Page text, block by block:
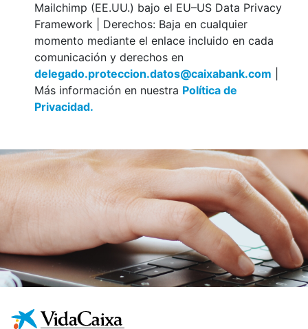
Mailchimp (EE.UU.) bajo el EU–US Data Privacy
Framework | Derechos: Baja en cualquier
momento mediante el enlace incluido en cada
comunicación y derechos en
delegado.proteccion.datos@caixabank.com
Más información en nuestra Política de
Privacidad.